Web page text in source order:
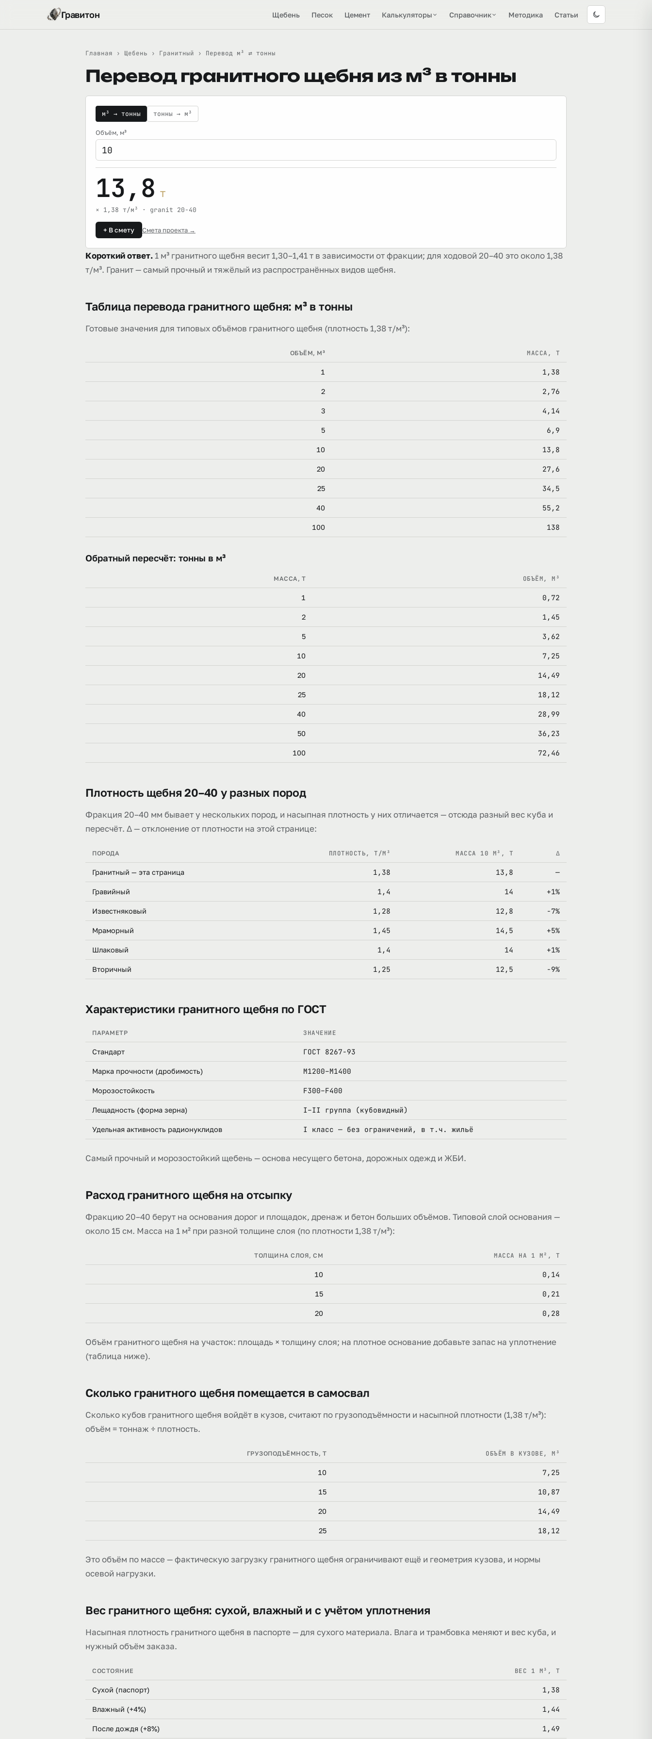
Гравитон Щебень Песок Цемент Калькуляторы Справочник Методика Статьи
Главная › Щебень › Гранитный › Перевод м³ ⇄ тонны
Перевод гранитного щебня из м³ в тонны
м³ → тонны тонны → м³
Объём, м³
13,8 т
× 1,38 т/м³ · granit 20-40
+ В смету Смета проекта →
Короткий ответ. 1 м³ гранитного щебня весит 1,30–1,41 т в зависимости от фракции; для ходовой 20–40 это около 1,38
т/м³. Гранит — самый прочный и тяжёлый из распространённых видов щебня.
Таблица перевода гранитного щебня: м³ в тонны
Готовые значения для типовых объёмов гранитного щебня (плотность 1,38 т/м³):
ОБЪЁМ, М³ МАССА, Т
1 1,38
2 2,76
3 4,14
5 6,9
10 13,8
20 27,6
25 34,5
40 55,2
100 138
Обратный пересчёт: тонны в м³
МАССА, Т ОБЪЁМ, М³
1 0,72
2 1,45
5 3,62
10 7,25
20 14,49
25 18,12
40 28,99
50 36,23
100 72,46
Плотность щебня 20–40 у разных пород
Фракция 20–40 мм бывает у нескольких пород, и насыпная плотность у них отличается — отсюда разный вес куба и
пересчёт. Δ — отклонение от плотности на этой странице:
ПОРОДА ПЛОТНОСТЬ, Т/М³ МАССА 10 М³, Т Δ
Гранитный — эта страница 1,38 13,8 —
Гравийный 1,4 14 +1%
Известняковый 1,28 12,8 -7%
Мраморный 1,45 14,5 +5%
Шлаковый 1,4 14 +1%
Вторичный 1,25 12,5 -9%
Характеристики гранитного щебня по ГОСТ
ПАРАМЕТР ЗНАЧЕНИЕ
Стандарт ГОСТ 8267-93
Марка прочности (дробимость) М1200–М1400
Морозостойкость F300–F400
Лещадность (форма зерна) I–II группа (кубовидный)
Удельная активность радионуклидов I класс — без ограничений, в т.ч. жильё
Самый прочный и морозостойкий щебень — основа несущего бетона, дорожных одежд и ЖБИ.
Расход гранитного щебня на отсыпку
Фракцию 20–40 берут на основания дорог и площадок, дренаж и бетон больших объёмов. Типовой слой основания —
около 15 см. Масса на 1 м² при разной толщине слоя (по плотности 1,38 т/м³):
ТОЛЩИНА СЛОЯ, СМ МАССА НА 1 М², Т
10 0,14
15 0,21
20 0,28
Объём гранитного щебня на участок: площадь × толщину слоя; на плотное основание добавьте запас на уплотнение
(таблица ниже).
Сколько гранитного щебня помещается в самосвал
Сколько кубов гранитного щебня войдёт в кузов, считают по грузоподъёмности и насыпной плотности (1,38 т/м³):
объём = тоннаж ÷ плотность.
ГРУЗОПОДЪЁМНОСТЬ, Т ОБЪЁМ В КУЗОВЕ, М³
10 7,25
15 10,87
20 14,49
25 18,12
Это объём по массе — фактическую загрузку гранитного щебня ограничивают ещё и геометрия кузова, и нормы
осевой нагрузки.
Вес гранитного щебня: сухой, влажный и с учётом уплотнения
Насыпная плотность гранитного щебня в паспорте — для сухого материала. Влага и трамбовка меняют и вес куба, и
нужный объём заказа.
СОСТОЯНИЕ ВЕС 1 М³, Т
Сухой (паспорт) 1,38
Влажный (+4%) 1,44
После дождя (+8%) 1,49